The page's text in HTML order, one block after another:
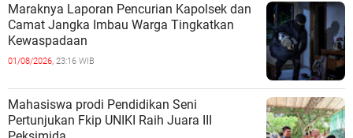
Maraknya Laporan Pencurian Kapolsek dan
Camat Jangka Imbau Warga Tingkatkan
Kewaspadaan
01/08/2026, 23:16 WIB
Mahasiswa prodi Pendidikan Seni
Pertunjukan Fkip UNIKI Raih Juara III